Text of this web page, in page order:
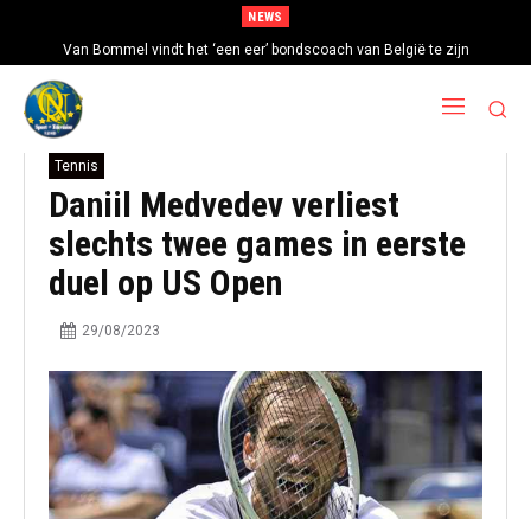
NEWS
Van Bommel vindt het ‘een eer’ bondscoach van België te zijn
Tennis
Daniil Medvedev verliest
slechts twee games in eerste
duel op US Open
29/08/2023